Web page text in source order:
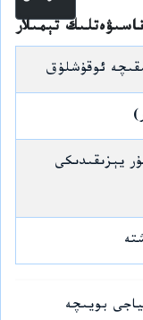
تېمىلار
ئوقۇشلۇق
يېزىقىدىكى
بويىچە